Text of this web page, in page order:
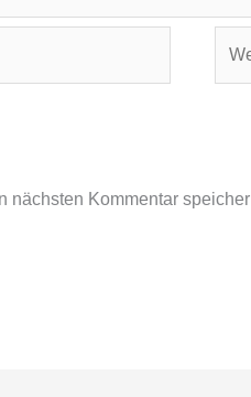
nächsten Kommentar